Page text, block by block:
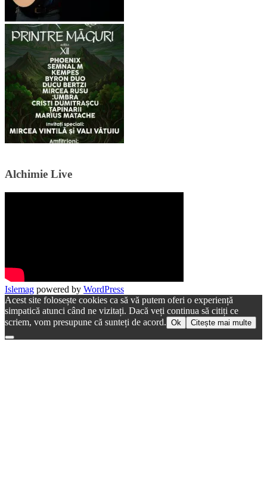
Alchimie Live
Islemag powered by WordPress
Acest site folosește cookies ca să vă putem oferi o experiență
simpatică atunci când ne vizitați. Dacă veți continua să citiți ce
scriem, vom presupune că sunteți de acord. Ok Citește mai multe